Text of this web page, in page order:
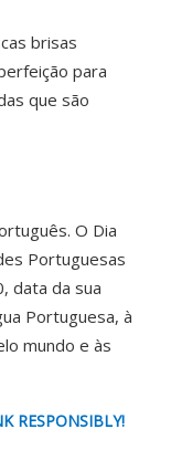
brisas
para
que são
O Dia
Portuguesas
data da sua
Portuguesa, à
mundo e às
RESPONSIBLY!